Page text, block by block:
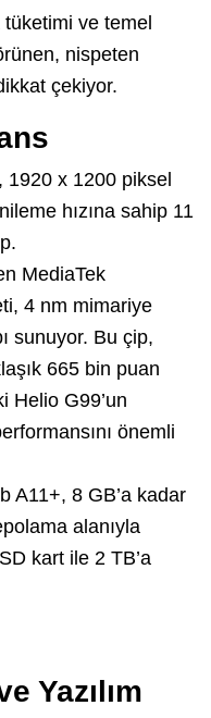
ve temel
nispeten
çekiyor.
1920 x 1200 piksel
hızına sahip 11
MediaTek
4 nm mimariye
sunuyor. Bu çip,
665 bin puan
Helio G99’un
önemli
A11+, 8 GB’a kadar
alanıyla
kart ile 2 TB’a
Yazılım